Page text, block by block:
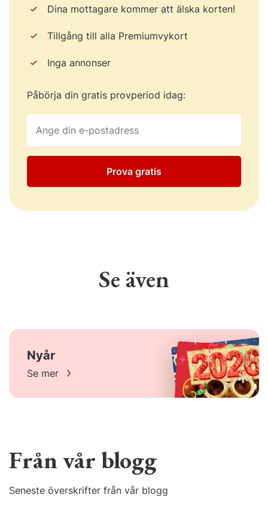
Dina mottagare kommer att älska korten!
Tillgång till alla Premiumvykort
Inga annonser
Påbörja din gratis provperiod idag:
Prova gratis
Se även
Nyår
Se mer
Från vår blogg
Seneste överskrifter från vår blogg